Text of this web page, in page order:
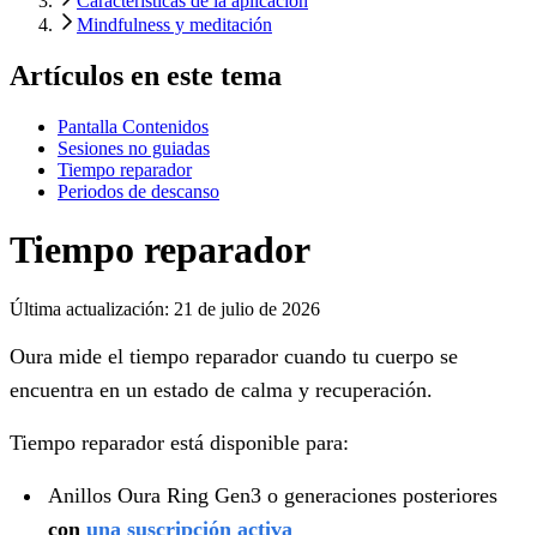
Mindfulness y meditación
Artículos en este tema
Pantalla Contenidos
Sesiones no guiadas
Tiempo reparador
Periodos de descanso
Tiempo reparador
Última actualización: 21 de julio de 2026
Oura mide el tiempo reparador cuando tu cuerpo se
encuentra en un estado de calma y recuperación.
Tiempo reparador está disponible para:
Anillos Oura Ring Gen3 o generaciones posteriores
con una suscripción activa